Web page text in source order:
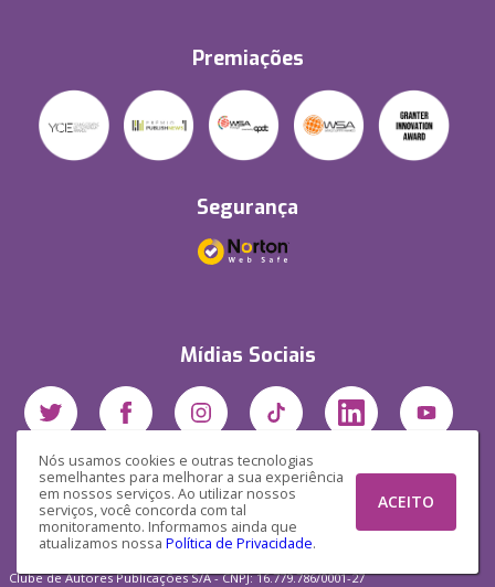
Nós usamos cookies e outras tecnologias
semelhantes para melhorar a sua experiência
em nossos serviços. Ao utilizar nossos
serviços, você concorda com tal
monitoramento. Informamos ainda que
atualizamos nossa Política de Privacidade.
ACEITO
Premiações
Segurança
Mídias Sociais
Clube de Autores Publicações S/A - CNPJ: 16.779.786/0001-27